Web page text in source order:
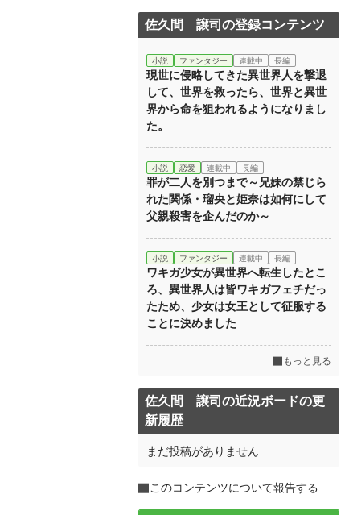
佐久間 譲司の登録コンテンツ
小説 ファンタジー 連載中 長編
現世に侵略してきた異世界人を撃退
して、世界を救ったら、世界と異世
界から命を狙われるようになりまし
た。
小説 恋愛 連載中 長編
罪が二人を別つまで～兄妹の禁じら
れた関係・瑠央と姫奈は如何にして
父親殺害を企んだのか～
小説 ファンタジー 連載中 長編
ワキガ少女が異世界へ転生したとこ
ろ、異世界人は皆ワキガフェチだっ
たため、少女は女王として征服する
ことに決めました
もっと見る
佐久間 譲司の近況ボードの更
新履歴
まだ投稿がありません
このコンテンツについて報告する